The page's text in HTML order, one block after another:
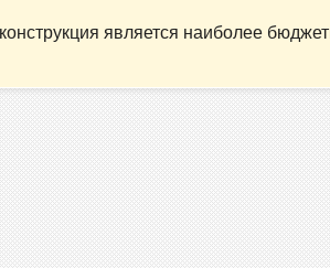
является наиболее